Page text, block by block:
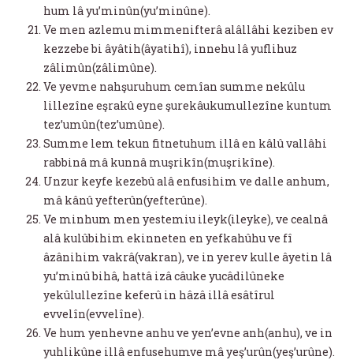
hum lâ yu’minûn(yu’minûne).
Ve men azlemu mimmenifterâ alâllâhi keziben ev
kezzebe bi âyâtih(âyatihî), innehu lâ yuflihuz
zâlimûn(zâlimûne).
Ve yevme nahşuruhum cemîan summe nekûlu
lillezîne eşrakû eyne şurekâukumullezîne kuntum
tez’umûn(tez’umûne).
Summe lem tekun fitnetuhum illâ en kâlû vallâhi
rabbinâ mâ kunnâ muşrikîn(muşrikîne).
Unzur keyfe kezebû alâ enfusihim ve dalle anhum,
mâ kânû yefterûn(yefterûne).
Ve minhum men yestemiu ileyk(ileyke), ve cealnâ
alâ kulûbihim ekinneten en yefkahûhu ve fî
âzânihim vakrâ(vakran), ve in yerev kulle âyetin lâ
yu’minû bihâ, hattâ izâ câuke yucâdilûneke
yekûlullezîne keferû in hâzâ illâ esâtîrul
evvelîn(evvelîne).
Ve hum yenhevne anhu ve yen’evne anh(anhu), ve in
yuhlikûne illâ enfusehumve mâ yeş’urûn(yeş’urûne).